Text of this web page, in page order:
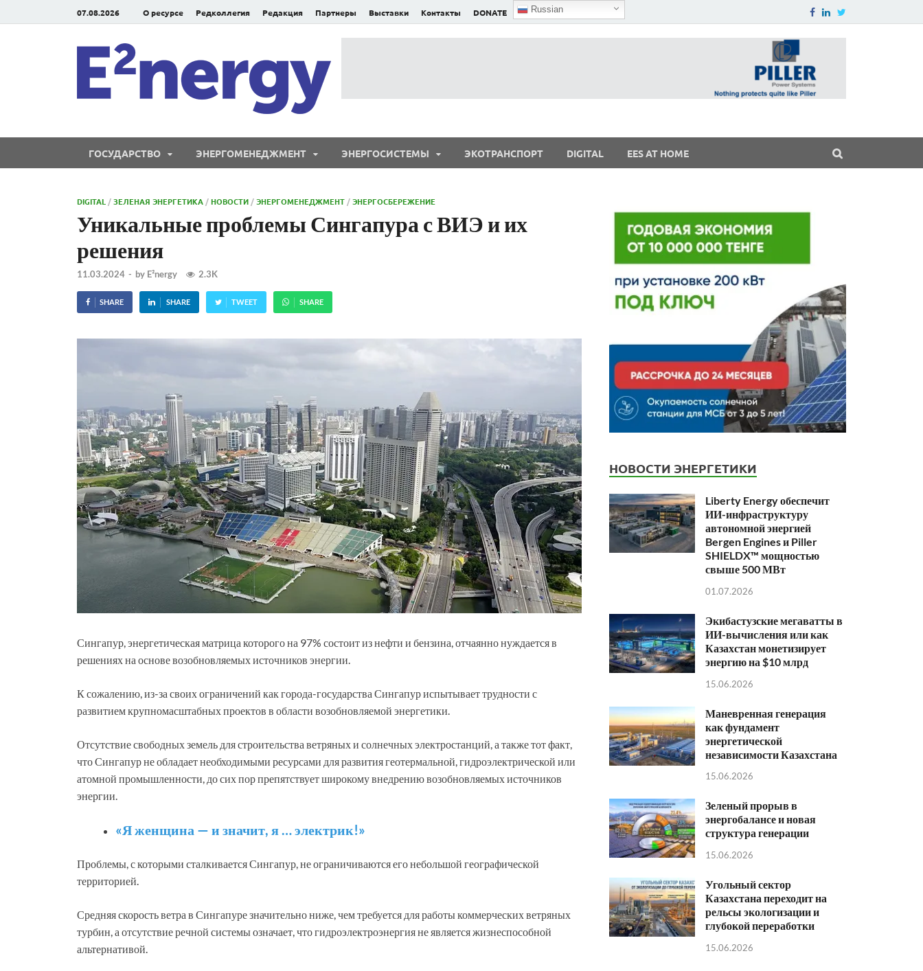
07.08.2026 О ресурсе Редколлегия Редакция Партнеры Выставки Контакты DONATE Russian
ГОСУДАРСТВО ЭНЕРГОМЕНЕДЖМЕНТ ЭНЕРГОСИСТЕМЫ ЭКОТРАНСПОРТ DIGITAL EES AT HOME
DIGITAL /ЗЕЛЕНАЯ ЭНЕРГЕТИКА /НОВОСТИ /ЭНЕРГОМЕНЕДЖМЕНТ /ЭНЕРГОСБЕРЕЖЕНИЕ
Уникальные проблемы Сингапура с ВИЭ и их
решения
11.03.2024 - by E²nergy 2.3K
SHARE SHARE TWEET SHARE
Сингапур, энергетическая матрица которого на 97% состоит из нефти и бензина, отчаянно нуждается в
решениях на основе возобновляемых источников энергии.
К сожалению, из-за своих ограничений как города-государства Сингапур испытывает трудности с
развитием крупномасштабных проектов в области возобновляемой энергетики.
Отсутствие свободных земель для строительства ветряных и солнечных электростанций, а также тот факт,
что Сингапур не обладает необходимыми ресурсами для развития геотермальной, гидроэлектрической или
атомной промышленности, до сих пор препятствует широкому внедрению возобновляемых источников
энергии.
«Я женщина — и значит, я … электрик!»
Проблемы, с которыми сталкивается Сингапур, не ограничиваются его небольшой географической
территорией.
Средняя скорость ветра в Сингапуре значительно ниже, чем требуется для работы коммерческих ветряных
турбин, а отсутствие речной системы означает, что гидроэлектроэнергия не является жизнеспособной
альтернативой.
НОВОСТИ ЭНЕРГЕТИКИ
Liberty Energy обеспечит
ИИ-инфраструктуру
автономной энергией
Bergen Engines и Piller
SHIELDX™ мощностью
свыше 500 МВт
01.07.2026
Экибастузские мегаватты в
ИИ-вычисления или как
Казахстан монетизирует
энергию на $10 млрд
15.06.2026
Маневренная генерация
как фундамент
энергетической
независимости Казахстана
15.06.2026
Зеленый прорыв в
энергобалансе и новая
структура генерации
15.06.2026
Угольный сектор
Казахстана переходит на
рельсы экологизации и
глубокой переработки
15.06.2026